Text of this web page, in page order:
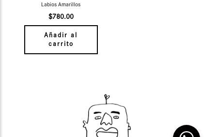
Labios Amarillos
$780.00
Añadir al
carrito